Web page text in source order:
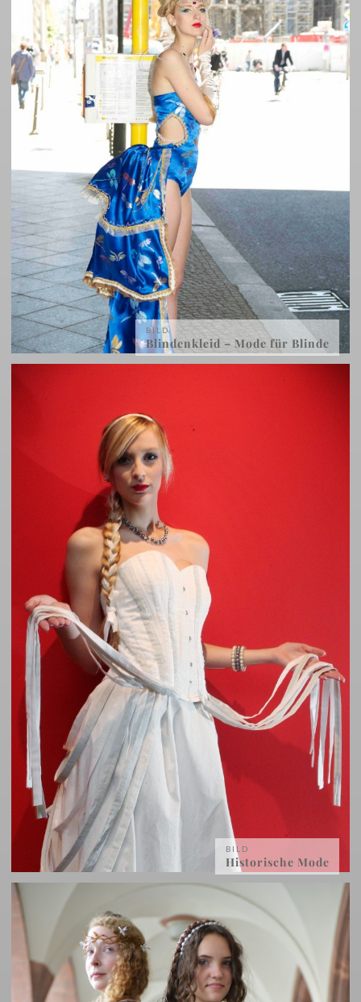
BILD
Blindenkleid – Mode für Blinde
BILD
Historische Mode